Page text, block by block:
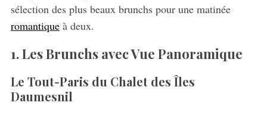
sélection des plus beaux brunchs pour une matinée
romantiqueà deux.
1. Les Brunchs avec Vue Panoramique
Le Tout-Paris du Chalet des Îles
Daumesnil